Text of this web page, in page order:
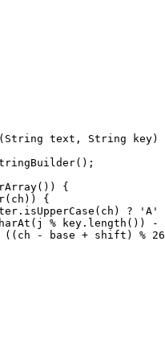
text, String key)
{
{
? 'A'
% key.length()) -
- base + shift) %